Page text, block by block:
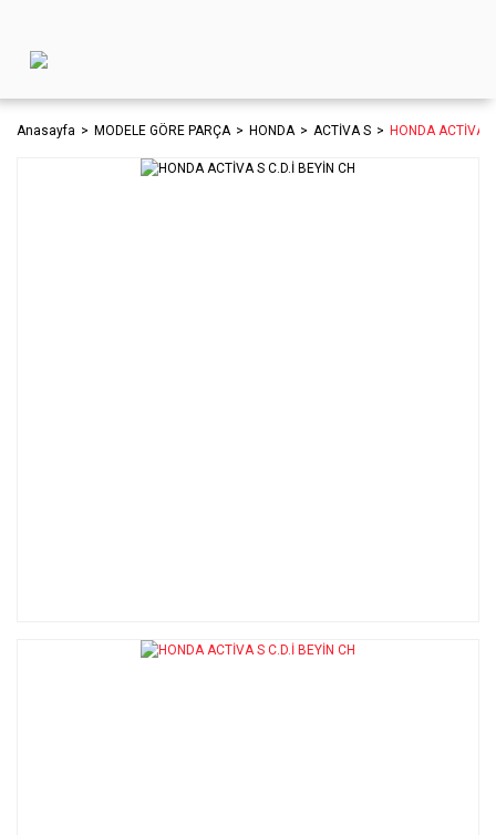
Anasayfa MODELE GÖRE PARÇA HONDA ACTİVA S HONDA ACTİVA